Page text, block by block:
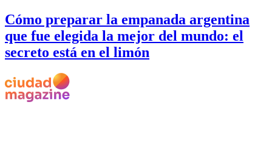
Cómo preparar la empanada argentina
que fue elegida la mejor del mundo: el
secreto está en el limón